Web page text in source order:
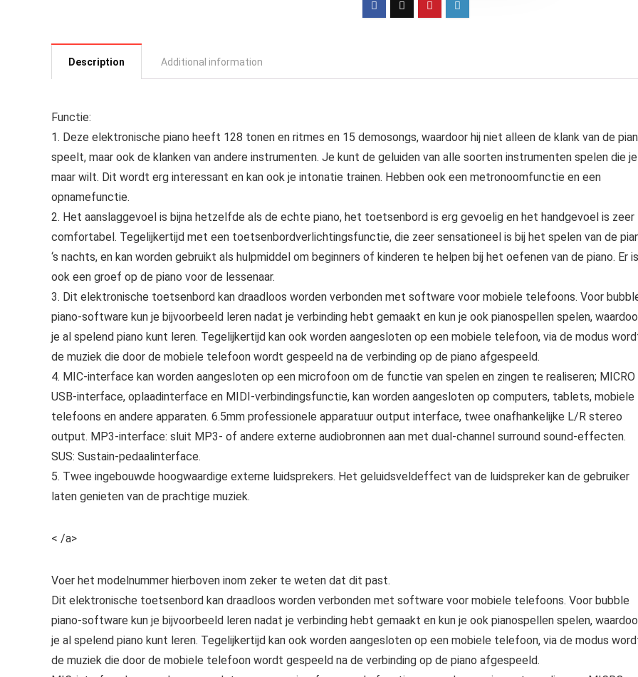
Description Additional information
Functie:
1. Deze elektronische piano heeft 128 tonen en ritmes en 15 demosongs, waardoor hij niet alleen de klank van de
speelt, maar ook de klanken van andere instrumenten. Je kunt de geluiden van alle soorten instrumenten spelen die je
maar wilt. Dit wordt erg interessant en kan ook je intonatie trainen. Hebben ook een metronoomfunctie en een
opnamefunctie.
2. Het aanslaggevoel is bijna hetzelfde als de echte piano, het toetsenbord is erg gevoelig en het handgevoel is zeer
comfortabel. Tegelijkertijd met een toetsenbordverlichtingsfunctie, die zeer sensationeel is bij het spelen van de
‘s nachts, en kan worden gebruikt als hulpmiddel om beginners of kinderen te helpen bij het oefenen van de piano. Er is
ook een groef op de piano voor de lessenaar.
3. Dit elektronische toetsenbord kan draadloos worden verbonden met software voor mobiele telefoons. Voor
piano-software kun je bijvoorbeeld leren nadat je verbinding hebt gemaakt en kun je ook pianospellen spelen,
je al spelend piano kunt leren. Tegelijkertijd kan ook worden aangesloten op een mobiele telefoon, via de modus
de muziek die door de mobiele telefoon wordt gespeeld na de verbinding op de piano afgespeeld.
4. MIC-interface kan worden aangesloten op een microfoon om de functie van spelen en zingen te realiseren; MICRO
USB-interface, oplaadinterface en MIDI-verbindingsfunctie, kan worden aangesloten op computers, tablets, mobiele
telefoons en andere apparaten. 6.5mm professionele apparatuur output interface, twee onafhankelijke L/R stereo
output. MP3-interface: sluit MP3- of andere externe audiobronnen aan met dual‑channel surround sound-effecten.
SUS: Sustain-pedaalinterface.
5. Twee ingebouwde hoogwaardige externe luidsprekers. Het geluidsveldeffect van de luidspreker kan de gebruiker
laten genieten van de prachtige muziek.
< /a>
Voer het modelnummer hierboven inom zeker te weten dat dit past.
Dit elektronische toetsenbord kan draadloos worden verbonden met software voor mobiele telefoons. Voor bubble
piano-software kun je bijvoorbeeld leren nadat je verbinding hebt gemaakt en kun je ook pianospellen spelen,
je al spelend piano kunt leren. Tegelijkertijd kan ook worden aangesloten op een mobiele telefoon, via de modus
de muziek die door de mobiele telefoon wordt gespeeld na de verbinding op de piano afgespeeld.